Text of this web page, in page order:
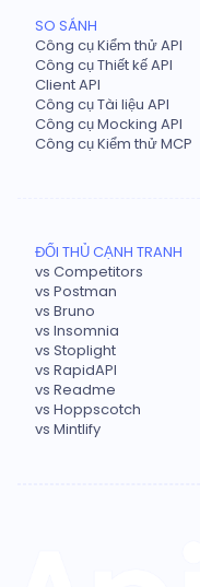
SO SÁNH
Công cụ Kiểm thử API
Công cụ Thiết kế API
Client API
Công cụ Tài liệu API
Công cụ Mocking API
Công cụ Kiểm thử MCP
ĐỐI THỦ CẠNH TRANH
vs Competitors
vs Postman
vs Bruno
vs Insomnia
vs Stoplight
vs RapidAPI
vs Readme
vs Hoppscotch
vs Mintlify